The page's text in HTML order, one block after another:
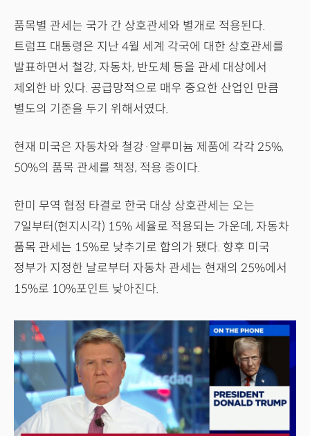
품목별 관세는 국가 간 상호관세와 별개로 적용된다.
트럼프 대통령은 지난 4월 세계 각국에 대한 상호관세를
발표하면서 철강, 자동차, 반도체 등을 관세 대상에서
제외한 바 있다. 공급망적으로 매우 중요한 산업인 만큼
별도의 기준을 두기 위해서였다.
현재 미국은 자동차와 철강·알루미늄 제품에 각각 25%,
50%의 품목 관세를 책정, 적용 중이다.
한미 무역 협정 타결로 한국 대상 상호관세는 오는
7일부터(현지시각) 15% 세율로 적용되는 가운데, 자동차
품목 관세는 15%로 낮추기로 합의가 됐다. 향후 미국
정부가 지정한 날로부터 자동차 관세는 현재의 25%에서
15%로 10%포인트 낮아진다.